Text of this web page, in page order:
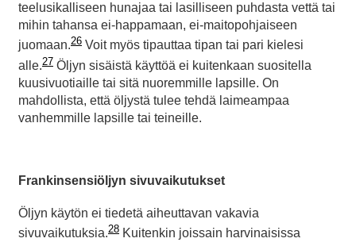
teelusikalliseen hunajaa tai lasilliseen puhdasta vettä tai
mihin tahansa ei-happamaan, ei-maitopohjaiseen
juomaan.26 Voit myös tipauttaa tipan tai pari kielesi
alle.27 Öljyn sisäistä käyttöä ei kuitenkaan suositella
kuusivuotiaille tai sitä nuoremmille lapsille. On
mahdollista, että öljystä tulee tehdä laimeampaa
vanhemmille lapsille tai teineille.
Frankinsensiöljyn sivuvaikutukset
Öljyn käytön ei tiedetä aiheuttavan vakavia
sivuvaikutuksia.28 Kuitenkin joissain harvinaisissa